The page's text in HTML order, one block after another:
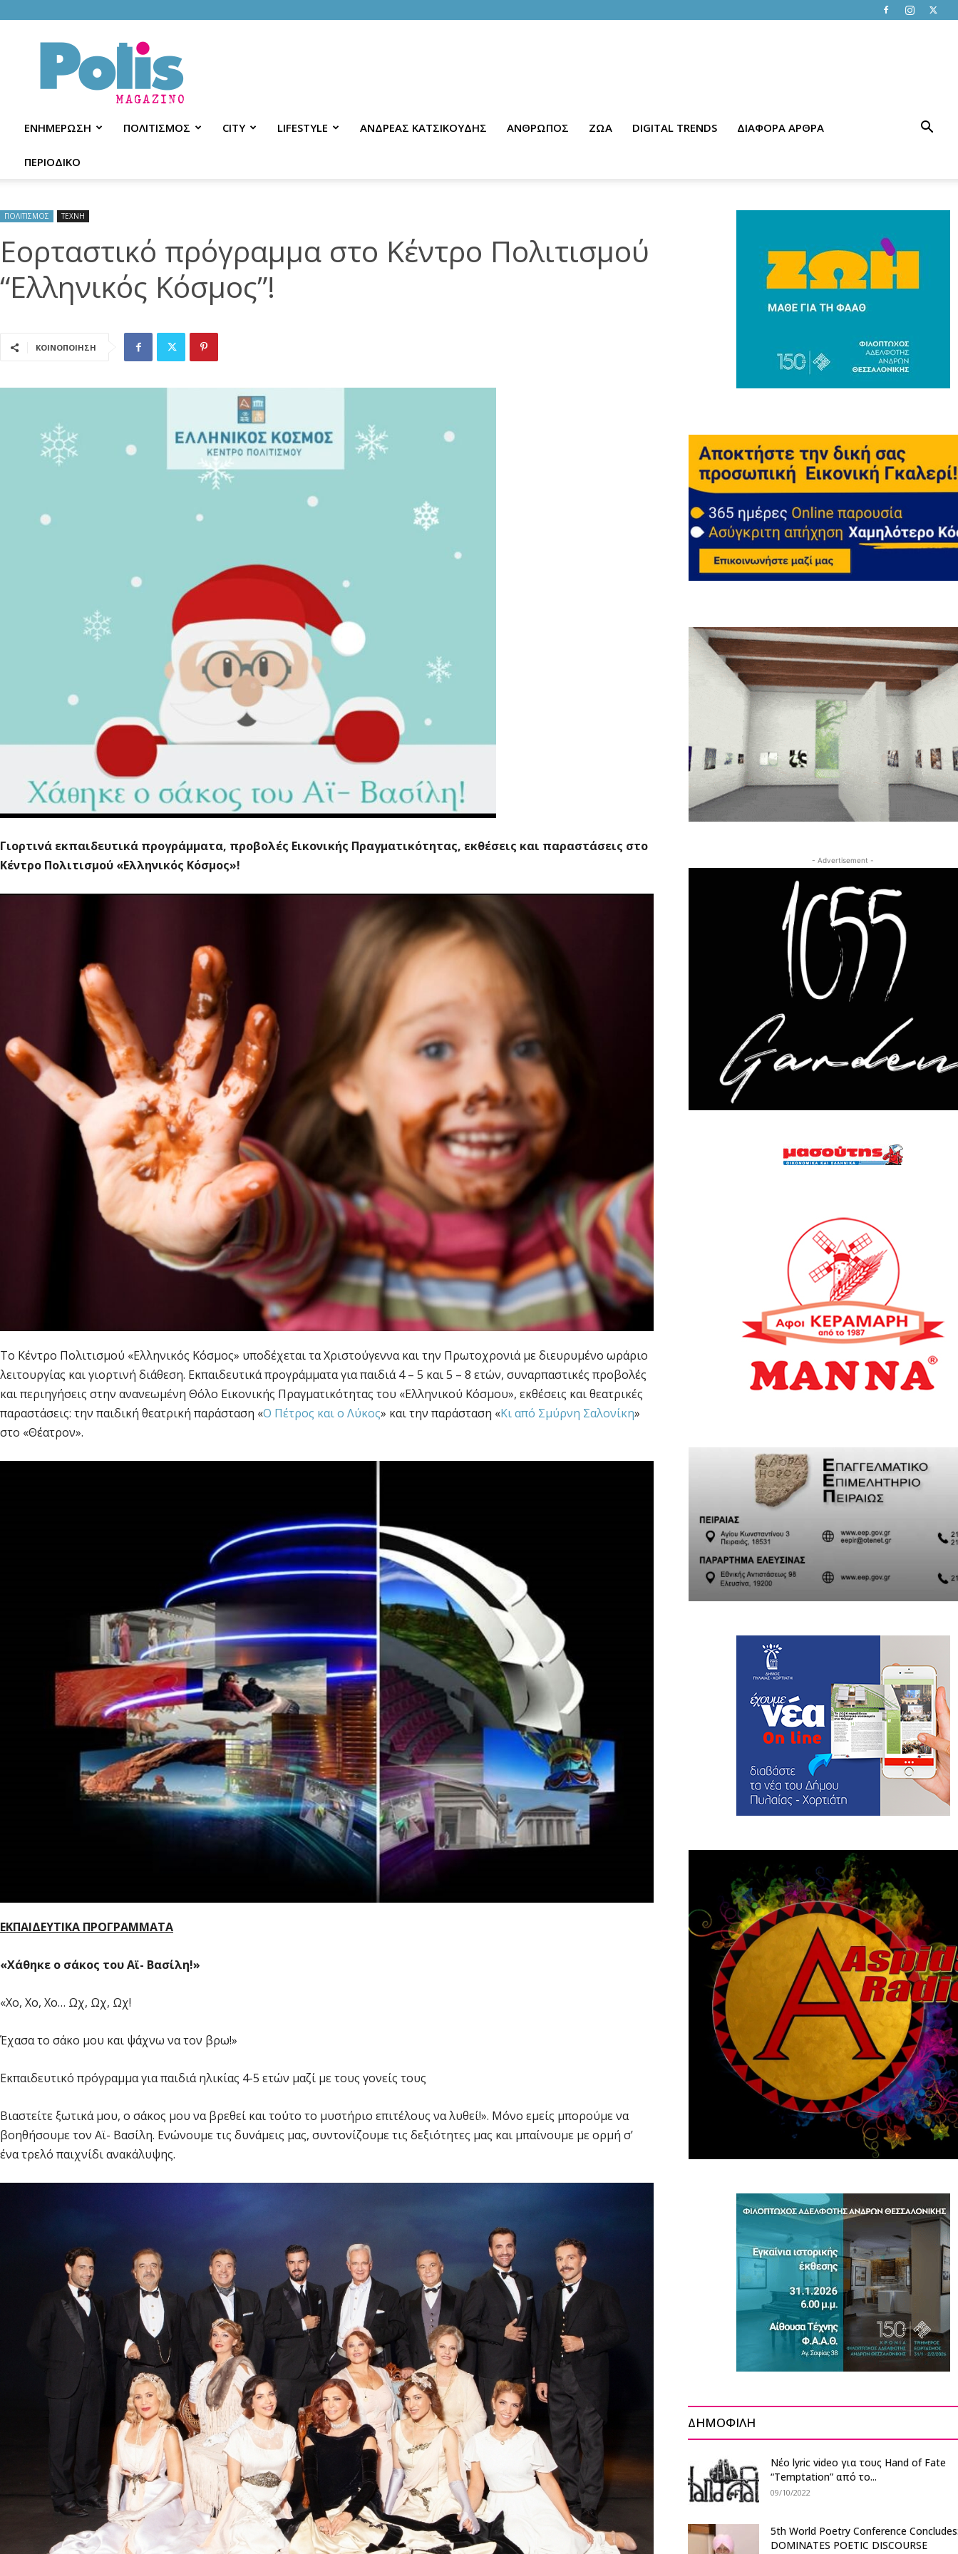
Polis
Magazino
ΕΝΗΜΕΡΩΣΗ ΠΟΛΙΤΙΣΜΟΣ CITY LIFESTYLE ΑΝΔΡΕΑΣ ΚΑΤΣΙΚΟΥΔΗΣ ΑΝΘΡΩΠΟΣ ΖΩΑ DIGITAL TRENDS ΔΙΑΦΟΡΑ ΑΡΘΡΑ
ΠΕΡΙΟΔΙΚΟ
ΠΟΛΙΤΙΣΜΟΣ ΤΕΧΝΗ
Εορταστικό πρόγραμμα στο Κέντρο Πολιτισμού
“Ελληνικός Κόσμος”!
ΚΟΙΝΟΠΟΙΗΣΗ
Γιορτινά εκπαιδευτικά προγράμματα, προβολές Εικονικής Πραγματικότητας, εκθέσεις και παραστάσεις στο
Κέντρο Πολιτισμού «Ελληνικός Κόσμος»!
Το Κέντρο Πολιτισμού «Ελληνικός Κόσμος» υποδέχεται τα Χριστούγεννα και την Πρωτοχρονιά με διευρυμένο ωράριο
λειτουργίας και γιορτινή διάθεση. Εκπαιδευτικά προγράμματα για παιδιά 4 – 5 και 5 – 8 ετών, συναρπαστικές προβολές
και περιηγήσεις στην ανανεωμένη Θόλο Εικονικής Πραγματικότητας του «Ελληνικού Κόσμου», εκθέσεις και θεατρικές
παραστάσεις: την παιδική θεατρική παράσταση «Ο Πέτρος και ο Λύκος» και την παράσταση «Κι από Σμύρνη Σαλονίκη»
στο «Θέατρον».
ΕΚΠΑΙΔΕΥΤΙΚΑ ΠΡΟΓΡΑΜΜΑΤΑ
«Xάθηκε ο σάκος του Αϊ- Βασίλη!»
«Χο, Χο, Χο… Ωχ, Ωχ, Ωχ!
Έχασα το σάκο μου και ψάχνω να τον βρω!»
Εκπαιδευτικό πρόγραμμα για παιδιά ηλικίας 4-5 ετών μαζί με τους γονείς τους
Βιαστείτε ξωτικά μου, ο σάκος μου να βρεθεί και τούτο το μυστήριο επιτέλους να λυθεί!». Μόνο εμείς μπορούμε να
βοηθήσουμε τον Αϊ- Βασίλη. Ενώνουμε τις δυνάμεις μας, συντονίζουμε τις δεξιότητες μας και μπαίνουμε με ορμή σ’
ένα τρελό παιχνίδι ανακάλυψης.
- Advertisement -
ΔΗΜΟΦΙΛΗ
Nέο lyric video για τους Hand of Fate
“Temptation” από το...
09/10/2022
5th World Poetry Conference
DOMINATES POETIC DISCOURSE